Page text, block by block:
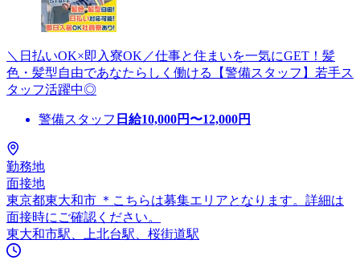
＼日払いOK×即入寮OK／仕事と住まいを一気にGET！髪
色・髪型自由であなたらしく働ける【警備スタッフ】若手ス
タッフ活躍中◎
警備スタッフ 日給10,000円〜12,000円
勤務地
面接地
東京都東大和市 ＊こちらは募集エリアとなります。詳細は
面接時にご確認ください。
東大和市駅、上北台駅、桜街道駅